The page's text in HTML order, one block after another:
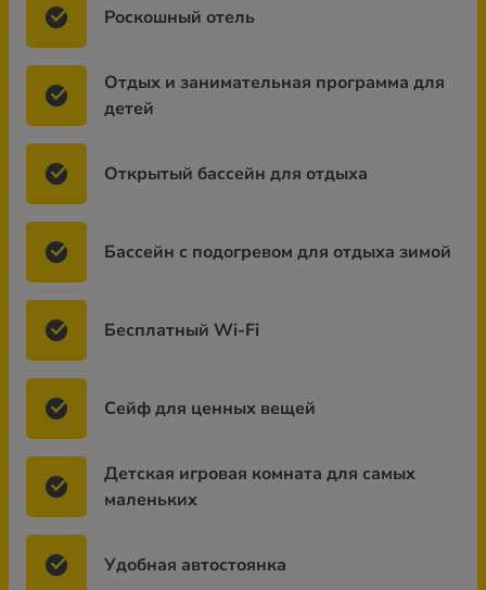
Роскошный отель
Отдых и занимательная программа для
детей
Открытый бассейн для отдыха
Бассейн с подогревом для отдыха зимой
Бесплатный Wi-Fi
Сейф для ценных вещей
Детская игровая комната для самых
маленьких
Удобная автостоянка